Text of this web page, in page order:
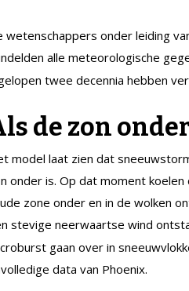
wetenschappers onder leiding
alle meteorologische
twee decennia hebben
de zon
model laat zien dat
onder is. Op dat moment
zone onder en in de wolken
stevige neerwaartse wind
gaan over in
data van Phoenix.